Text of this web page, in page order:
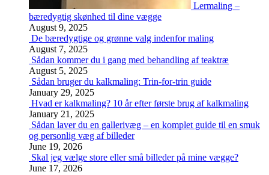
Lermaling –
bæredygtig skønhed til dine vægge
August 9, 2025
De bæredygtige og grønne valg indenfor maling
August 7, 2025
Sådan kommer du i gang med behandling af teaktræ
August 5, 2025
Sådan bruger du kalkmaling: Trin-for-trin guide
January 29, 2025
Hvad er kalkmaling? 10 år efter første brug af kalkmaling
January 21, 2025
Sådan laver du en gallerivæg – en komplet guide til en smuk
og personlig væg af billeder
June 19, 2026
Skal jeg vælge store eller små billeder på mine vægge?
June 17, 2026